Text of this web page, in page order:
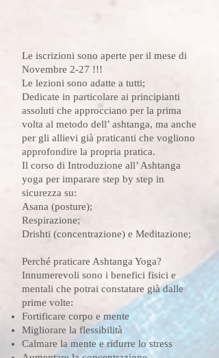
Le iscrizioni sono aperte per il mese di
Novembre 2-27 !!!
Le lezioni sono adatte a tutti;
Dedicate in particolare ai principianti
assoluti che approcciano per la prima
volta al metodo dell’ ashtanga, ma anche
per gli allievi già praticanti che vogliono
approfondire la propria pratica.
Il corso di Introduzione all’ Ashtanga
yoga per imparare step by step in
sicurezza su:
Asana (posture);
Respirazione;
Drishti (concentrazione) e Meditazione;
Perché praticare Ashtanga Yoga?
Innumerevoli sono i benefici fisici e
mentali che potrai constatare già dalle
prime volte:
Fortificare corpo e mente
Migliorare la flessibilità
Calmare la mente e ridurre lo stress